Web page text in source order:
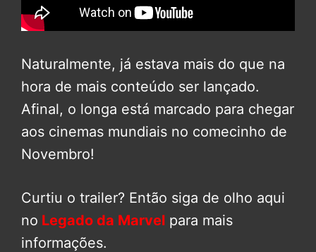
Naturalmente, já estava mais do que na
hora de mais conteúdo ser lançado.
Afinal, o longa está marcado para chegar
aos cinemas mundiais no comecinho de
Novembro!
Curtiu o trailer? Então siga de olho aqui
no Legado da Marvel para mais
informações.